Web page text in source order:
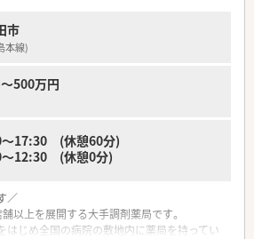
帰率97.2％と女性も長く働くことができる企
卒からの定着率も高く「働きやすい」と定評の
今後、毎年年間休日数を増やして行く予定で
り組みについて＞
充実しており新人研修・中堅研修・管理者研
修として薬局経営学、労務管理なども学べま
は必要に応じて新人研修を受ける事が出来る
も安心できます。
れない個人評価制度を導入。個人の取り組
市
本線)
500万円
17:30 (休憩60分)
(休憩0分)
／
以上を展開する大手調剤薬局です。
じめ全国の病院の敷地内に薬局を持ってい